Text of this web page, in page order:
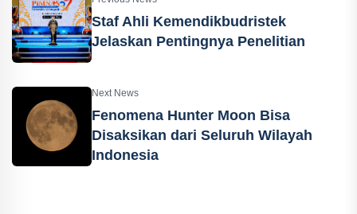
Staf Ahli Kemendikbudristek
Jelaskan Pentingnya Penelitian
Next News
Fenomena Hunter Moon Bisa
Disaksikan dari Seluruh Wilayah
Indonesia